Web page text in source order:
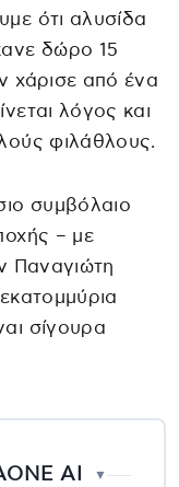
ότι αλυσίδα
δώρο 15
χάρισε από ένα
λόγος και
φιλάθλους.
συμβόλαιο
– με
Παναγιώτη
σίγουρα
AI ▼